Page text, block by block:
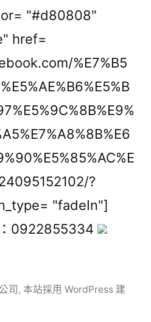
"#d80808"
href=
%E7%B5
?
"fadeIn"]
0922855334
司 , 本站採用 WordPress 建